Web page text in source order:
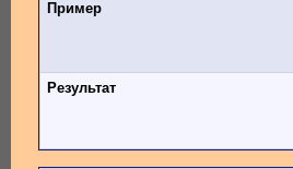
Пример
Результат